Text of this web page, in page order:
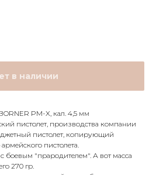
в наличии
PM-X, кал. 4,5 мм
пистолет, производства компании
пистолет, копирующий
пистолета.
боевым "прародителем". А вот масса
270 гр.